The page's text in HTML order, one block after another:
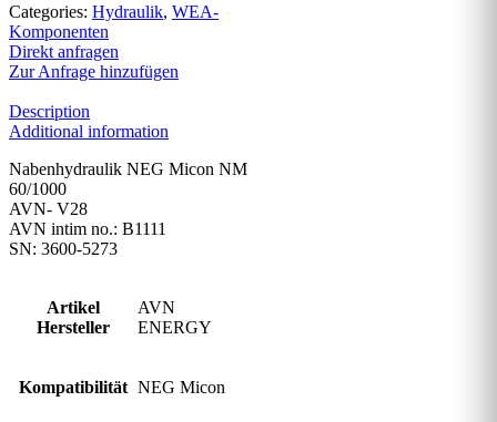
Categories: Hydraulik, WEA-
Komponenten
Direkt anfragen
Zur Anfrage hinzufügen
Description
Additional information
Nabenhydraulik NEG Micon NM
60/1000
AVN- V28
AVN intim no.: B1111
SN: 3600-5273
Artikel
Hersteller
AVN
ENERGY
Kompatibilität NEG Micon